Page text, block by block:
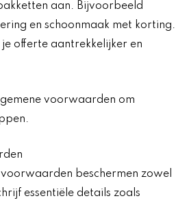
aan. Bijvoorbeeld
en schoonmaak met korting.
offerte aantrekkelijker en
voorwaarden om
voorwaarden beschermen zowel
essentiële details zoals